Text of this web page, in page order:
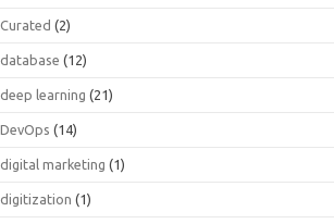
Curated (2)
database (12)
deep learning (21)
DevOps (14)
digital marketing (1)
digitization (1)